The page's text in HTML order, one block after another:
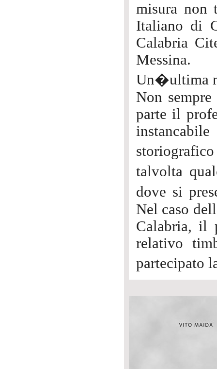
misura non
Italiano di
Calabria
Messina.
Un�ultima
Non
parte il
talvolta
dove si
Nel caso
Calabria, il
relativo
partecipato